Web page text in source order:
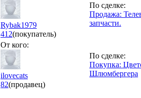
Rybak1979
412(покупатель)
По сделке:
Продажа:
запчасти.
От кого:
ilovecats
82(продавец)
По сделке:
Покупка:
Шлюмбергера